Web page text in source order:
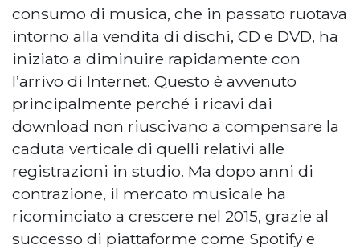
consumo di musica, che in passato ruotava
intorno alla vendita di dischi, CD e DVD, ha
iniziato a diminuire rapidamente con
l’arrivo di Internet. Questo è avvenuto
principalmente perché i ricavi dai
download non riuscivano a compensare la
caduta verticale di quelli relativi alle
registrazioni in studio. Ma dopo anni di
contrazione, il mercato musicale ha
ricominciato a crescere nel 2015, grazie al
successo di piattaforme come Spotify e